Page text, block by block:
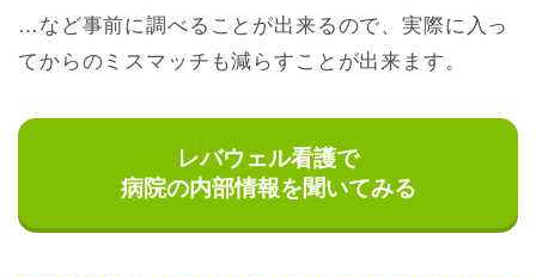
…など事前に調べることが出来るので、実際に入っ
てからのミスマッチも減らすことが出来ます。
レバウェル看護で
病院の内部情報を聞いてみる